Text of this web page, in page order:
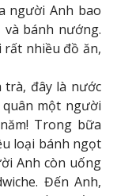
người Anh bao
bánh nướng.
nhiều đồ ăn,
trà, đây là nước
một người
Trong bữa
loại bánh ngọt
Anh còn uống
Đến Anh,